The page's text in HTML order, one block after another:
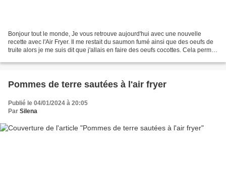
Bonjour tout le monde, Je vous retrouve aujourd'hui avec une nouvelle
recette avec l'Air Fryer. Il me restait du saumon fumé ainsi que des oeufs de
truite alors je me suis dit que j'allais en faire des oeufs cocottes. Cela permet
Pommes de terre sautées à l'air fryer
Publié le 04/01/2024 à 20:05
Par Silena